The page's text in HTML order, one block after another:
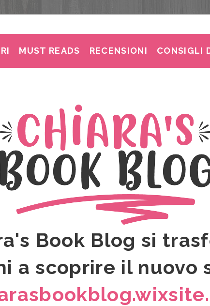
MUST READS RECENSIONI CONSIGLI
Book Blog si
a scoprire il nuovo